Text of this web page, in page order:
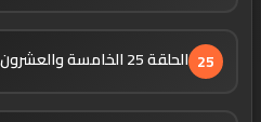
25 الحلقة 25 الخامسة والعشرون